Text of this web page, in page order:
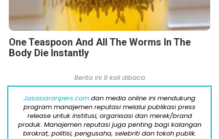
One Teaspoon And All The Worms In The
Body Die Instantly
Berita ini 9 kali dibaca
Jasasiaranpers.com dan media online ini mendukung
program manajemen reputasi melalui publikasi press
release untuk institusi, organisasi dan merek/brand
produk. Manajemen reputasi juga penting bagi kalangan
birokrat, politisi, pengusaha, selebriti dan tokoh publik.